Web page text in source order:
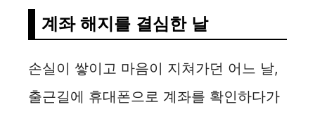
계좌 해지를 결심한 날
손실이 쌓이고 마음이 지쳐가던 어느 날,
출근길에 휴대폰으로 계좌를 확인하다가